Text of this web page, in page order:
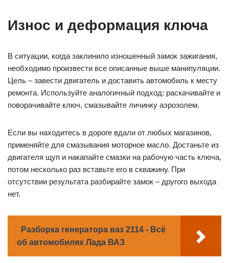
Износ и деформация ключа
В ситуации, когда заклинило изношенный замок зажигания,
необходимо произвести все описанные выше манипуляции.
Цель – завести двигатель и доставить автомобиль к месту
ремонта. Используйте аналогичный подход: раскачивайте и
поворачивайте ключ, смазывайте личинку аэрозолем.
Если вы находитесь в дороге вдали от любых магазинов,
применяйте для смазывания моторное масло. Достаньте из
двигателя щуп и накапайте смазки на рабочую часть ключа,
потом несколько раз вставьте его в скважину. При
отсутствии результата разбирайте замок – другого выхода
нет.
Разборка генератора ваз 2114 - Всё
об автомобилях Лада ВАЗ